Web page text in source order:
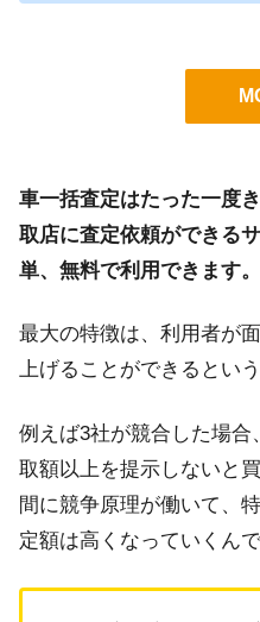
車一括査定はたった一度
取店に査定依頼ができる
単、無料で利用できます。
最大の特徴は、利用者が
上げることができるという
例えば3社が競合した場
取額以上を提示しないと
間に競争原理が働いて、
定額は高くなっていくんで